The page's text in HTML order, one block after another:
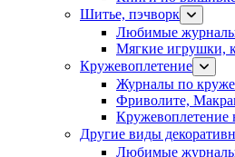
Шитье, пэчворк
Любимые
Мягкие игрушки,
Кружевоплетение
Журналы по
Фриволите,
Кружевоплетение
Другие виды
Любимые журналы